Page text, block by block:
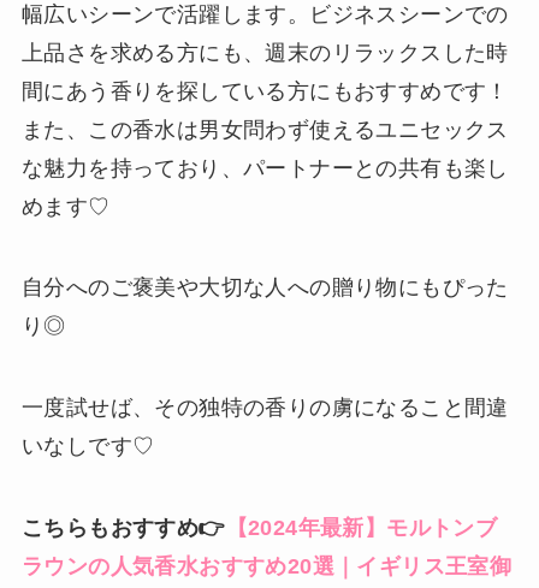
幅広いシーンで活躍します。ビジネスシーンでの
上品さを求める方にも、週末のリラックスした時
間にあう香りを探している方にもおすすめです！
また、この香水は男女問わず使えるユニセックス
な魅力を持っており、パートナーとの共有も楽し
めます♡
自分へのご褒美や大切な人への贈り物にもぴった
り◎
一度試せば、その独特の香りの虜になること間違
いなしです♡
こちらもおすすめ👉 【2024年最新】モルトンブ
ラウンの人気香水おすすめ20選｜イギリス王室御